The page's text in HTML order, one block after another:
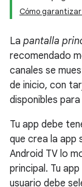
Cómo
La pantalla
recomendado
canales se
de inicio, con
disponibles
Tu app debe
que crea la app
Android TV lo
principal. Tu
usuario debe